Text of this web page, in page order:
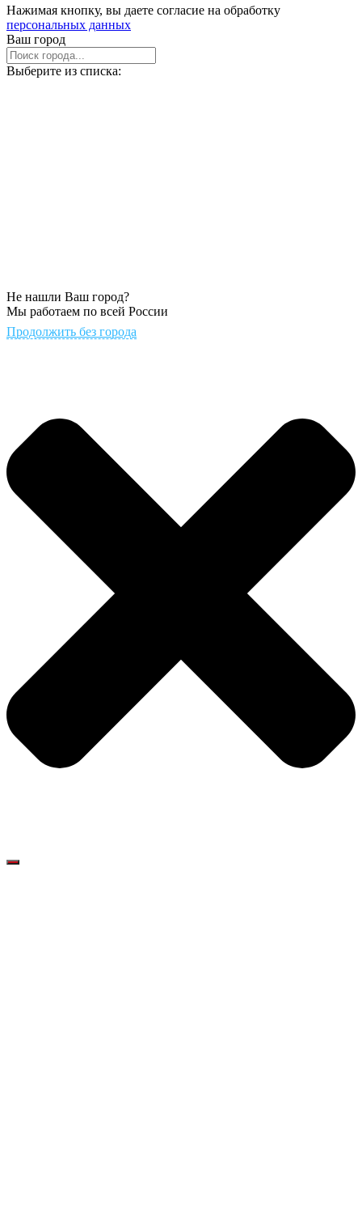
Нажимая кнопку, вы даете согласие на обработку
персональных данных
Ваш город
Выберите из списка:
Не нашли Ваш город?
Мы работаем по всей России
Продолжить без города